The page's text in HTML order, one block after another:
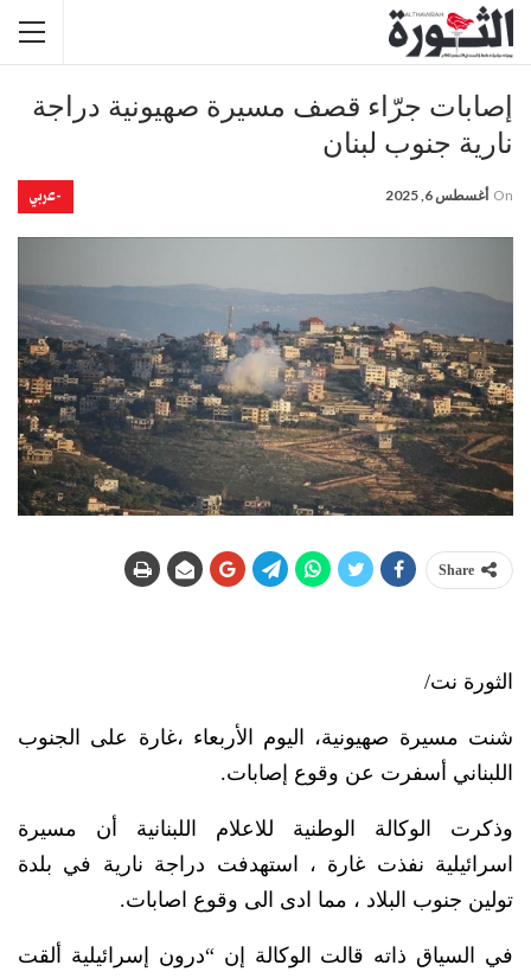
إصابات جرّاء قصف مسيرة صهيونية دراجة
نارية جنوب لبنان
-عربي On أغسطس 6, 2025
Share
الثورة نت/
شنت مسيرة صهيونية، اليوم الأربعاء ،غارة على الجنوب
اللبناني أسفرت عن وقوع إصابات.
وذكرت الوكالة الوطنية للاعلام اللبنانية أن مسيرة
اسرائيلية نفذت غارة ، استهدفت دراجة نارية في بلدة
تولين جنوب البلاد ، مما ادى الى وقوع اصابات.
في السياق ذاته قالت الوكالة إن “درون إسرائيلية ألقت